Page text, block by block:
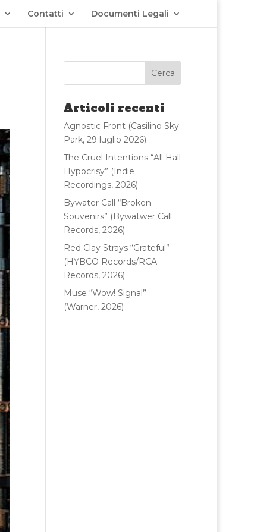
Contatti Documenti Legali
Articoli recenti
Agnostic Front (Casilino Sky
Park, 29 luglio 2026)
The Cruel Intentions “All Hall
Hypocrisy” (Indie
Recordings, 2026)
Bywater Call “Broken
Souvenirs” (Bywatwer Call
Records, 2026)
Red Clay Strays “Grateful”
(HYBCO Records/RCA
Records, 2026)
Muse “Wow! Signal”
(Warner, 2026)